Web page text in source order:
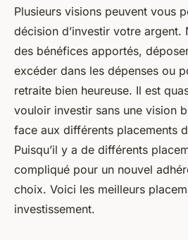
Investissement :
meilleurs
marché ?
armand•22 décembre 2022•2 min
Plusieurs visions peuvent vous
décision d’investir votre argent.
des bénéfices apportés,
excéder dans les dépenses ou
retraite bien heureuse. Il est
vouloir investir sans une vision
face aux différents placements
Puisqu’il y a de différents
compliqué pour un nouvel
choix. Voici les meilleurs
investissement.